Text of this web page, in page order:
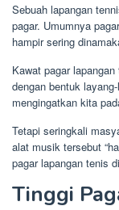
Sebuah lapangan
pagar. Umumnya
hampir sering
Kawat pagar
dengan bentuk
mengingatkan kita
Tetapi seringkali
alat musik tersebut
pagar lapangan tenis
Tinggi